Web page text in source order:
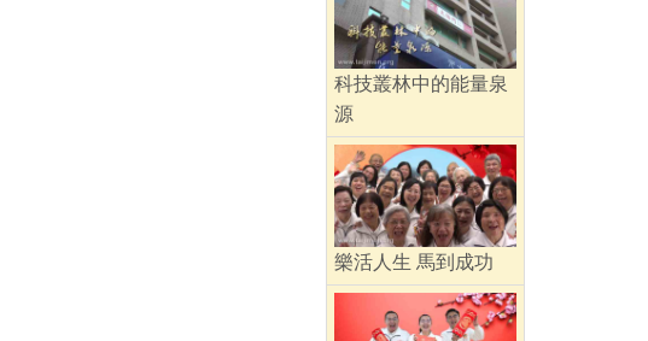
科技叢林中的能量泉
源
樂活人生 馬到成功